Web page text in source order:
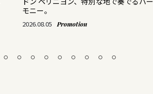
モニー。
2026.08.05 Promotion